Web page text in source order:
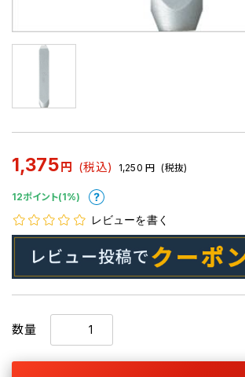
1,375 円 (税込) 1,250 円 (税抜)
12ポイント(1%)
レビューを書く
数量